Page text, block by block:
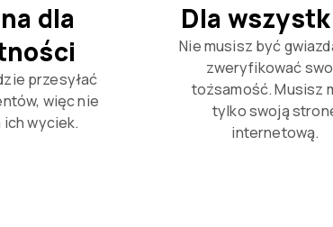
dla
przesyłać
więc nie
ich wyciek.
Dla
Nie musisz być
zweryfikować
tożsamość. Musisz
tylko swoją
internetową.